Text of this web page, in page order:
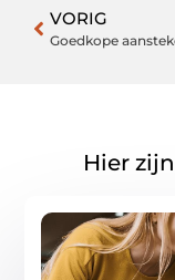
VORIG
Hier